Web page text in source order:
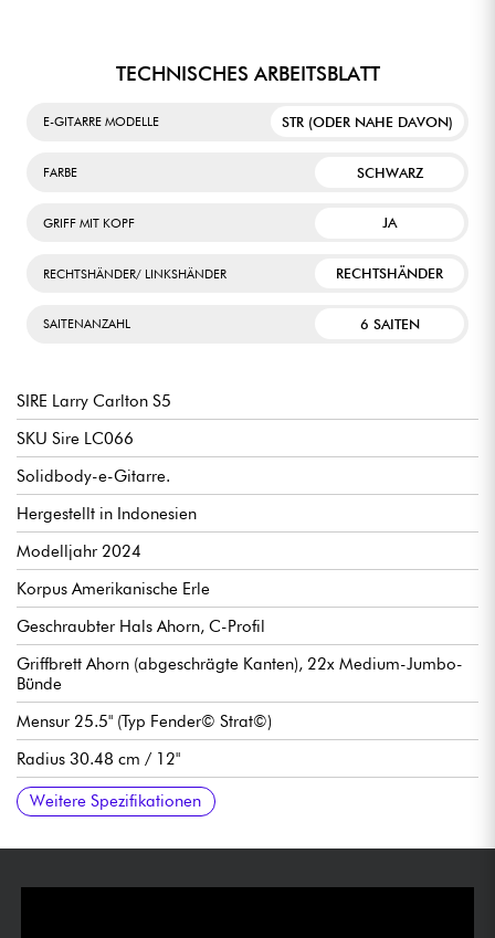
TECHNISCHES ARBEITSBLATT
E-GITARRE MODELLE STR (ODER NAHE DAVON)
FARBE SCHWARZ
GRIFF MIT KOPF JA
RECHTSHÄNDER/ LINKSHÄNDER RECHTSHÄNDER
SAITENANZAHL 6 SAITEN
SIRE Larry Carlton S5
SKU Sire LC066
Solidbody-e-Gitarre.
Hergestellt in Indonesien
Modelljahr 2024
Korpus Amerikanische Erle
Geschraubter Hals Ahorn, C-Profil
Griffbrett Ahorn (abgeschrägte Kanten), 22x Medium-Jumbo-
Bünde
Mensur 25.5" (Typ Fender© Strat©)
Radius 30.48 cm / 12"
Hals- bis Sattelbreite 42 mm
Single-coil Tonabnehmer Sire LC Super-V
Lautstärke
Ton
5-fach Tonabnehmerwahlschalter
Steg / Traditional Vibrato Sire S7V 2-Post Bridge (Steel Block
and Steel Bent Saddle)
Locking-Mechaniken Sire Premium Locking Tuner
Hochglanz-Finish
Weitere Spezifikationen